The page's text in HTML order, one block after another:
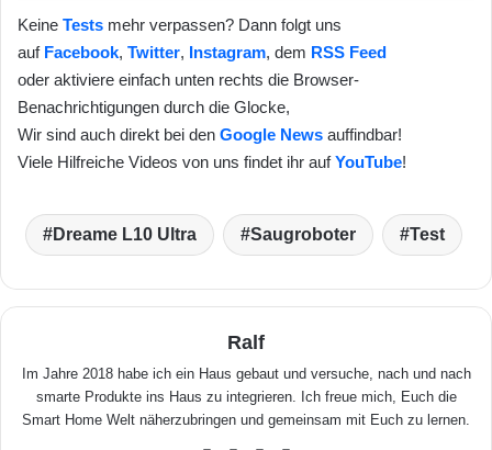
Keine Tests mehr verpassen? Dann folgt uns
auf Facebook, Twitter, Instagram, dem RSS Feed
oder aktiviere einfach unten rechts die Browser-
Benachrichtigungen durch die Glocke,
Wir sind auch direkt bei den Google News auffindbar!
Viele Hilfreiche Videos von uns findet ihr aufYouTube!
Dreame L10 Ultra Saugroboter Test
Ralf
Im Jahre 2018 habe ich ein Haus gebaut und versuche, nach und nach
smarte Produkte ins Haus zu integrieren. Ich freue mich, Euch die
Smart Home Welt näherzubringen und gemeinsam mit Euch zu lernen.